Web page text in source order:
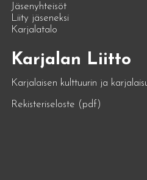
Jäsenyhteisöt
Liity jäseneksi
Karjalatalo
Karjalan Liitto
Karjalaisen kulttuurin ja
Rekisteriseloste (pdf)